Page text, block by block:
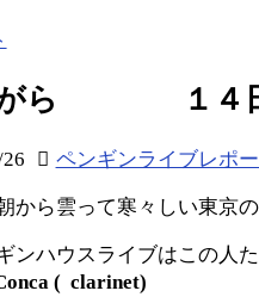
ながら １４
ペンギンライブレポー
から雲って寒々しい東
ンハウスライブはこの人
( clarinet)